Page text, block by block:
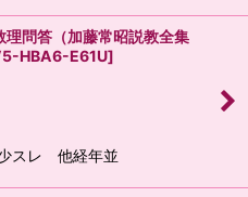
理問答（加藤常昭説教全集
HBA6-E61U]
スレ 他経年並